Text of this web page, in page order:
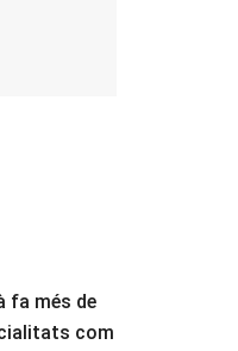
fa més de
com